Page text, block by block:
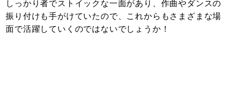
しっかり者でストイックな一面があり、作曲やダンスの
振り付けも手がけていたので、これからもさまざまな場
面で活躍していくのではないでしょうか！